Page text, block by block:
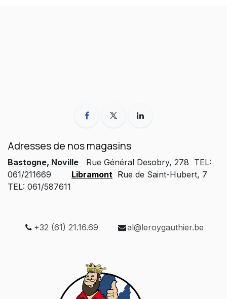
Adresses de nos magasins
Bastogne, Noville
Rue Général Desobry, 278 TEL:
061/211669
Libramont Rue de Saint-Hubert, 7
TEL: 061/587611
+32 (61) 21.16.69 al@leroygauthier.be